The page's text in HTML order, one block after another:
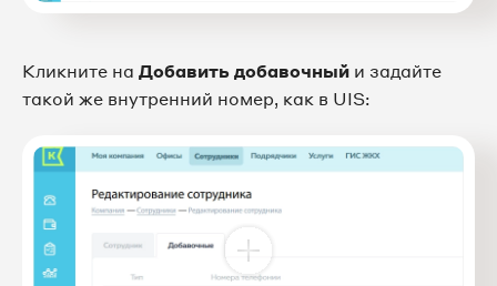
Кликните на Добавить добавочный и задайте
такой же внутренний номер, как в UIS: